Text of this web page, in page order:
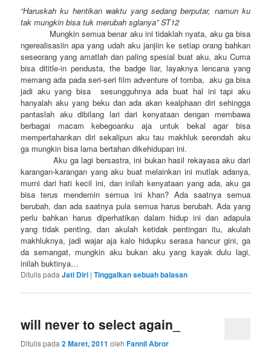
“Haruskah ku hentikan waktu yang sedang berputar, namun ku
tak mungkin bisa tuk merubah sglanya” ST12
Mungkin semua benar aku ini tidaklah nyata, aku ga bisa
ngerealisasiin apa yang udah aku janjiin ke setiap orang bahkan
seseorang yang amatlah dan paling spesial buat aku, aku Cuma
bisa dititle-in pendusta, the badge liar, layaknya lencana yang
memang ada pada seri-seri film adventure of tomba, aku ga bisa
jadi aku yang bisa sesungguhnya ada buat hal ini tapi aku
hanyalah aku yang beku dan ada akan kealphaan diri sehingga
pantaslah aku dibilang lari dari kenyataan dengan membawa
berbagai macam kebegoanku aja untuk bekal agar bisa
mempertahankan diri sekalipun aku tau makhluk serendah aku
ga mungkin bisa lama bertahan dikehidupan ini.
Aku ga lagi bersastra, ini bukan hasil rekayasa aku dari
karangan-karangan yang aku buat melainkan ini mutlak adanya,
murni dari hati kecil ini, dan inilah kenyataan yang ada, aku ga
bisa terus mendemin semua ini khan? Ada saatnya semua
berubah, dan ada saatnya pula semua harus berubah. Ada yang
perlu bahkan harus diperhatikan dalam hidup ini dan adapula
yang tidak penting, dan akulah ketidak pentingan itu, akulah
makhluknya, jadi wajar aja kalo hidupku serasa hancur gini, ga
da semangat, mungkin aku bukan aku yang kayak dulu lagi,
inilah buktinya…
Ditulis pada Jati Diri |Tinggalkan sebuah balasan
will never to select again_
Ditulis pada2 Maret, 2011 olehFannil Abror